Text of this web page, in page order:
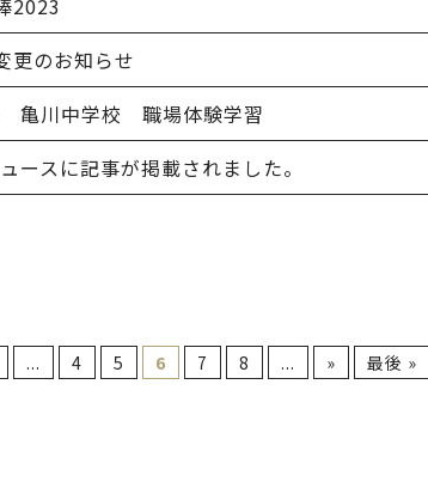
2023
更のお知らせ
亀川中学校 職場体験学習
ースに記事が掲載されました。
... 4 5 6 7 8 ... » 最後 »